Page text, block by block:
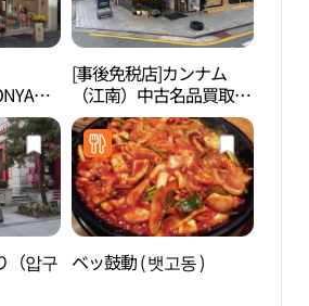
（
ラッグ
무냐
[事後免税店]カンナム
（江南）中古名品買取ブ
ルー(강남중고명품매입
블루)
（압구 ベッ鼓動 ( 뱃고동 )